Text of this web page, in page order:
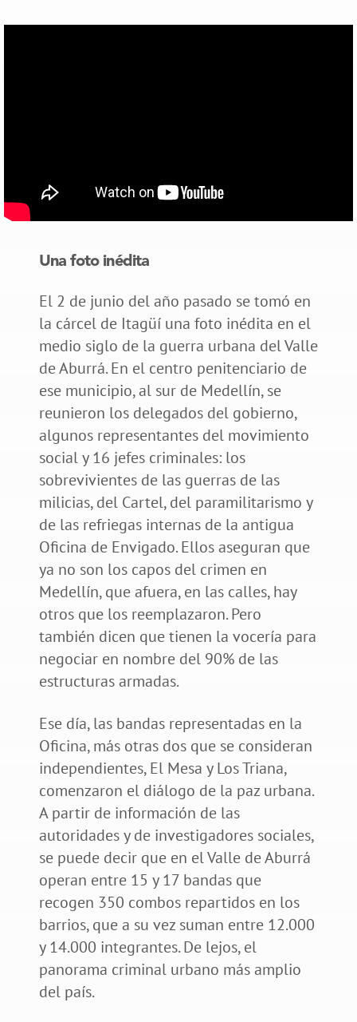
Una foto inédita
El 2 de junio del año pasado se tomó en
la cárcel de Itagüí una foto inédita en el
medio siglo de la guerra urbana del Valle
de Aburrá. En el centro penitenciario de
ese municipio, al sur de Medellín, se
reunieron los delegados del gobierno,
algunos representantes del movimiento
social y 16 jefes criminales: los
sobrevivientes de las guerras de las
milicias, del Cartel, del paramilitarismo y
de las refriegas internas de la antigua
Oficina de Envigado. Ellos aseguran que
ya no son los capos del crimen en
Medellín, que afuera, en las calles, hay
otros que los reemplazaron. Pero
también dicen que tienen la vocería para
negociar en nombre del 90% de las
estructuras armadas.
Ese día, las bandas representadas en la
Oficina, más otras dos que se consideran
independientes, El Mesa y Los Triana,
comenzaron el diálogo de la paz urbana.
A partir de información de las
autoridades y de investigadores sociales,
se puede decir que en el Valle de Aburrá
operan entre 15 y 17 bandas que
recogen 350 combos repartidos en los
barrios, que a su vez suman entre 12.000
y 14.000 integrantes. De lejos, el
panorama criminal urbano más amplio
del país.